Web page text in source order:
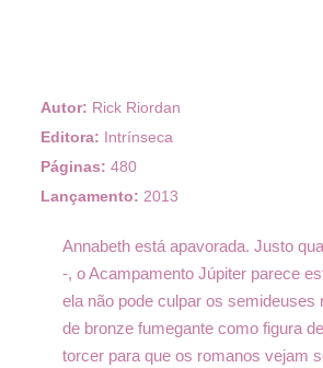
Autor: Rick Riordan
Editora: Intrínseca
Páginas: 480
Lançamento: 2013
Annabeth está apavorada. Justo
-, o Acampamento Júpiter parece
ela não pode culpar os
de bronze fumegante como figura
torcer para que os romanos vejam